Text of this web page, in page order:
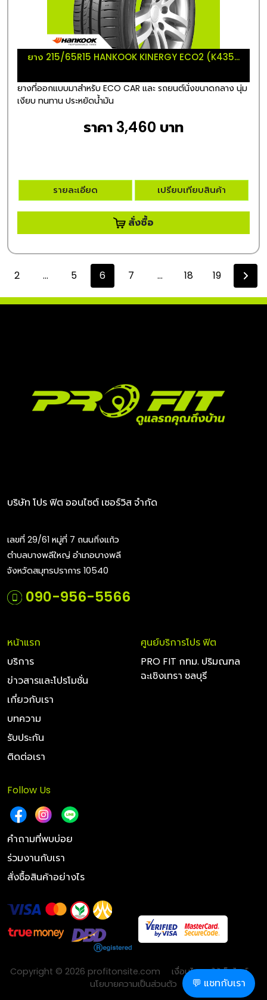
ยาง 215/65R15 HANKOOK KINERGY ECO2 (K435...
ยางที่ออกแบบมาสำหรับ ECO CAR และ รถยนต์นั่งขนาดกลาง นุ่ม
เงียบ ทนทาน ประหยัดน้ำมัน
ราคา 3,460 บาท
รายละเอียด เปรียบเทียบสินค้า
สั่งซื้อ
2 ... 5 6 7 ... 18 19
บริษัท โปร ฟิต ออนไซต์ เซอร์วิส จำกัด
เลขที่ 29/61 หมู่ที่ 7 ถนนกิ่งแก้ว
ตำบลบางพลีใหญ่ อำเภอบางพลี
จังหวัดสมุทรปราการ 10540
090-956-5566
หน้าแรก
บริการ
ข่าวสารและโปรโมชั่น
เกี่ยวกับเรา
บทความ
รับประกัน
ติดต่อเรา
ศูนย์บริการโปร ฟิต
PRO FIT กทม. ปริมณฑล
ฉะเชิงเทรา ชลบุรี
Follow Us
คำถามที่พบบ่อย
ร่วมงานกับเรา
สั่งซื้อสินค้าอย่างไร
Copyright © 2026 profitonsite.com
เงื่อนไขการใช้เว็บไซต์
นโยบายความเป็นส่วนตัว
💬 แชทกับเรา